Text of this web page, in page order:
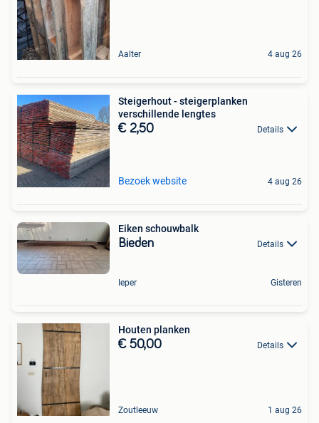
Aalter 4 aug 26
Steigerhout - steigerplanken
verschillende lengtes
€ 2,50 Details
Bezoek website 4 aug 26
Eiken schouwbalk
Bieden Details
Ieper Gisteren
Houten planken
€ 50,00 Details
Zoutleeuw 1 aug 26